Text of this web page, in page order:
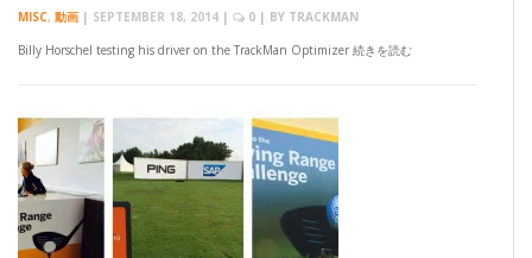
MISC, 動画 | SEPTEMBER 18, 2014 | 0 | BY TRACKMAN
Billy Horschel testing his driver on the TrackMan Optimizer 続きを読む